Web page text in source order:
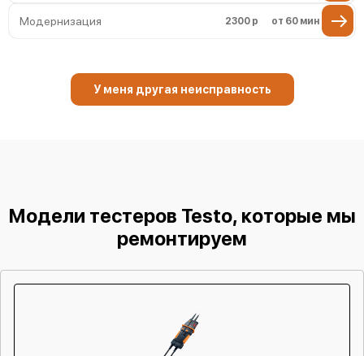
Модернизация 2300 р от 60 мин
У меня другая неисправность
Модели тестеров Testo, которые мы
ремонтируем